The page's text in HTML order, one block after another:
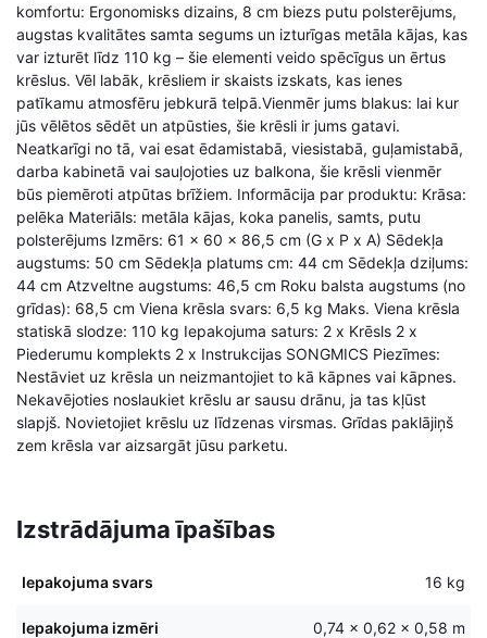
komfortu: Ergonomisks dizains, 8 cm biezs putu polsterējums,
augstas kvalitātes samta segums un izturīgas metāla kājas, kas
var izturēt līdz 110 kg – šie elementi veido spēcīgus un ērtus
krēslus. Vēl labāk, krēsliem ir skaists izskats, kas ienes
patīkamu atmosfēru jebkurā telpā.Vienmēr jums blakus: lai kur
jūs vēlētos sēdēt un atpūsties, šie krēsli ir jums gatavi.
Neatkarīgi no tā, vai esat ēdamistabā, viesistabā, guļamistabā,
darba kabinetā vai sauļojoties uz balkona, šie krēsli vienmēr
būs piemēroti atpūtas brīžiem. Informācija par produktu: Krāsa:
pelēka Materiāls: metāla kājas, koka panelis, samts, putu
polsterējums Izmērs: 61 x 60 x 86,5 cm (G x P x A) Sēdekļa
augstums: 50 cm Sēdekļa platums cm: 44 cm Sēdekļa dziļums:
44 cm Atzveltne augstums: 46,5 cm Roku balsta augstums (no
grīdas): 68,5 cm Viena krēsla svars: 6,5 kg Maks. Viena krēsla
statiskā slodze: 110 kg Iepakojuma saturs: 2 x Krēsls 2 x
Piederumu komplekts 2 x Instrukcijas SONGMICS Piezīmes:
Nestāviet uz krēsla un neizmantojiet to kā kāpnes vai kāpnes.
Nekavējoties noslaukiet krēslu ar sausu drānu, ja tas kļūst
slapjš. Novietojiet krēslu uz līdzenas virsmas. Grīdas paklājiņš
zem krēsla var aizsargāt jūsu parketu.
Izstrādājuma īpašības
Iepakojuma svars 16 kg
Iepakojuma izmēri 0,74 × 0,62 × 0,58 m